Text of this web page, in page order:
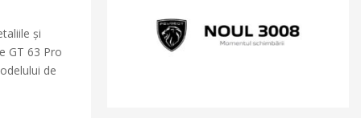
și
GT 63 Pro
de